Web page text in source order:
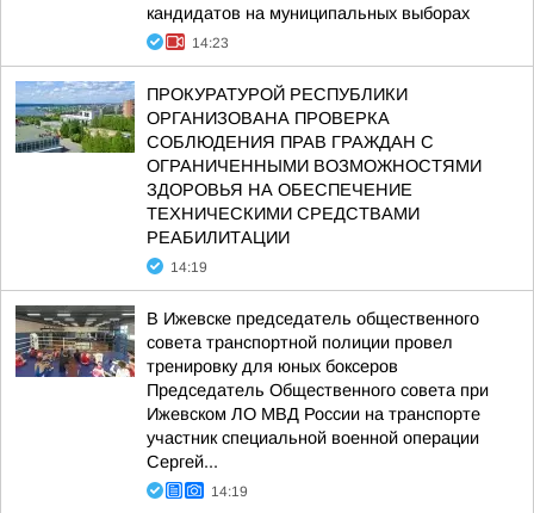
кандидатов на муниципальных выборах
14:23
ПРОКУРАТУРОЙ РЕСПУБЛИКИ
ОРГАНИЗОВАНА ПРОВЕРКА
СОБЛЮДЕНИЯ ПРАВ ГРАЖДАН С
ОГРАНИЧЕННЫМИ ВОЗМОЖНОСТЯМИ
ЗДОРОВЬЯ НА ОБЕСПЕЧЕНИЕ
ТЕХНИЧЕСКИМИ СРЕДСТВАМИ
РЕАБИЛИТАЦИИ
14:19
В Ижевске председатель общественного
совета транспортной полиции провел
тренировку для юных боксеров
Председатель Общественного совета при
Ижевском ЛО МВД России на транспорте
участник специальной военной операции
Сергей...
14:19